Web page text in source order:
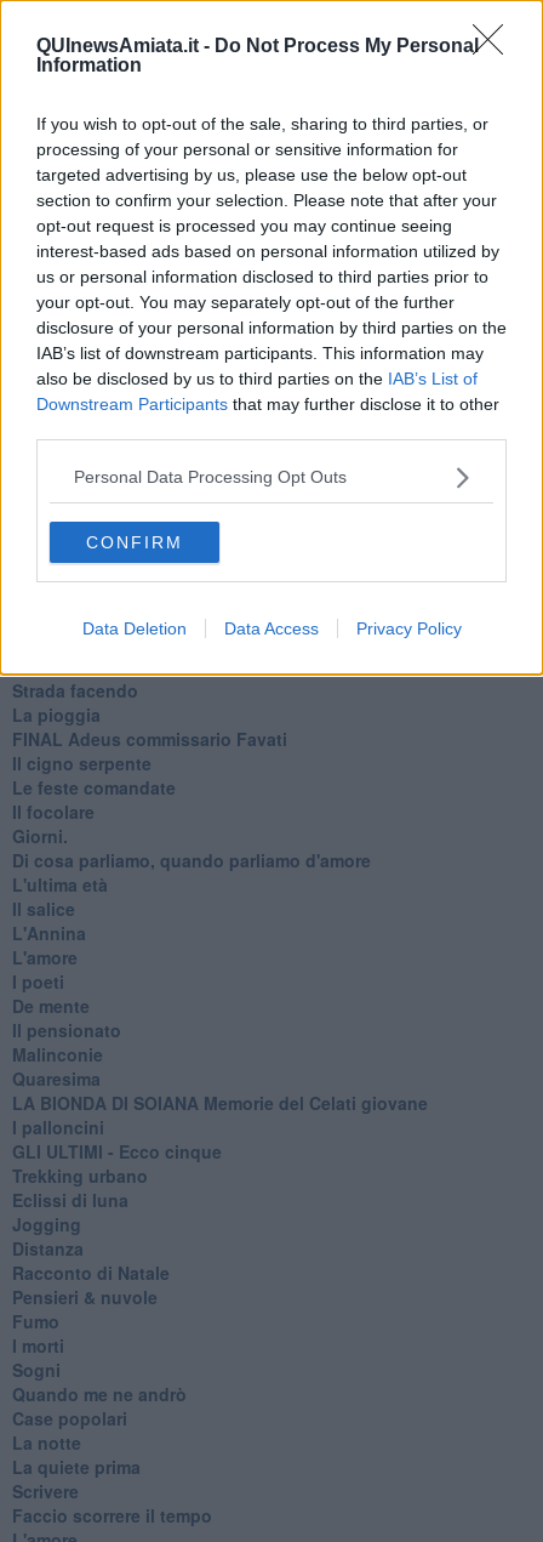
QUInewsAmiata.it - Do Not Process My Personal
Information
If you wish to opt-out of the sale, sharing to third parties, or
processing of your personal or sensitive information for
targeted advertising by us, please use the below opt-out
section to confirm your selection. Please note that after your
opt-out request is processed you may continue seeing
interest-based ads based on personal information utilized by
us or personal information disclosed to third parties prior to
your opt-out. You may separately opt-out of the further
disclosure of your personal information by third parties on the
IAB’s list of downstream participants. This information may
also be disclosed by us to third parties on the IAB’s List of
Downstream Participants that may further disclose it to other
Personal Data Processing Opt Outs
CONFIRM
Data Deletion Data Access Privacy Policy
Insomnia
Il guardiano
Il padre della storia
Pensieri brevi
L'evoluzione della specie
Il servizio
Riflessioni
L'Oscuro
Generazioni
Cristobal
Il paese dei balocchi
Ciò che resta
La balena
Vittorio
Il mago, la pera e il Bar la Posta
Primavera
Pensieri
Mono logo
Settembre
​Scilla & Cariddi, un sogno di mezza estate
Strada facendo
La pioggia
FINAL Adeus commissario Favati
Il cigno serpente
Le feste comandate
Il focolare
Giorni.
Di cosa parliamo, quando parliamo d'amore
L'ultima età
Il salice
L'Annina
L'amore
I poeti
De mente
Il pensionato
Malinconie
Quaresima
LA BIONDA DI SOIANA Memorie del Celati giovane
I palloncini
GLI ULTIMI - Ecco cinque
Trekking urbano
Eclissi di luna
Jogging
Distanza
Racconto di Natale
Pensieri & nuvole
Fumo
I morti
Sogni
Quando me ne andrò
Case popolari
La notte
La quiete prima
Scrivere
Faccio scorrere il tempo